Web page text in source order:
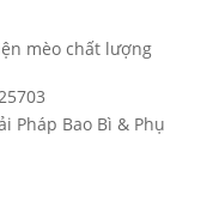
mèo chất lượng
Pháp Bao Bì & Phụ